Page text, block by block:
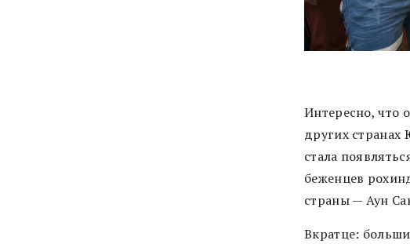
Интересно, что
других
стала
беженцев
страны — Аун
Вкратце: